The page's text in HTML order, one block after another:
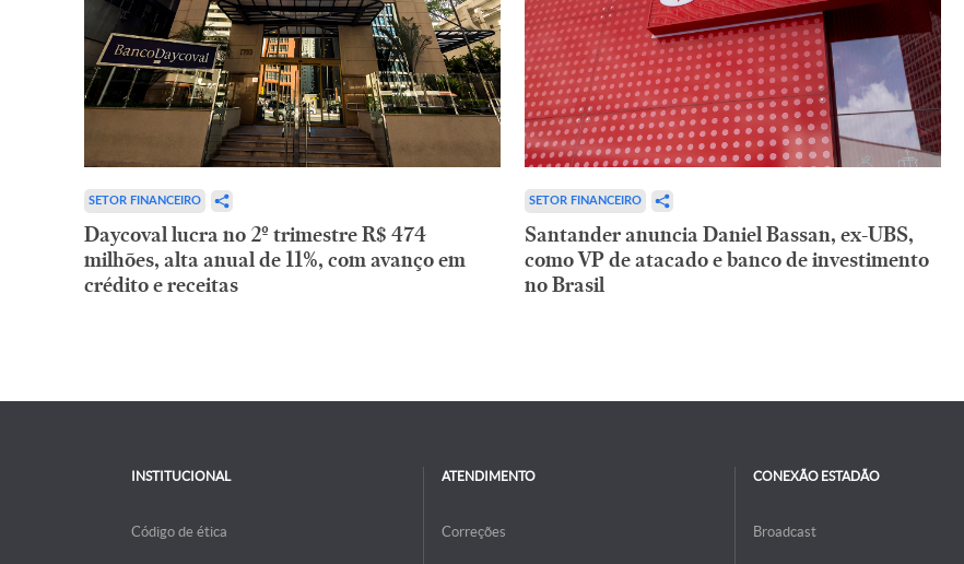
SETOR FINANCEIRO
Daycoval lucra no 2º trimestre R$ 474
milhões, alta anual de 11%, com avanço em
crédito e receitas
SETOR FINANCEIRO
Santander anuncia Daniel Bassan, ex-UBS,
como VP de atacado e banco de investimento
no Brasil
INSTITUCIONAL
Código de ética
ATENDIMENTO
Correções
CONEXÃO ESTADÃO
Broadcast